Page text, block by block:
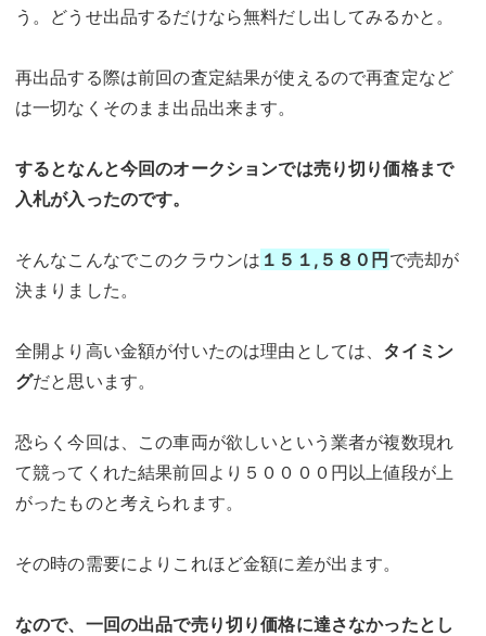
う。どうせ出品するだけなら無料だし出してみるかと。
再出品する際は前回の査定結果が使えるので再査定など
は一切なくそのまま出品出来ます。
するとなんと今回のオークションでは売り切り価格まで
入札が入ったのです。
そんなこんなでこのクラウンは １５１,５８０円 で売却が
決まりました。
全開より高い金額が付いたのは理由としては、 タイミン
グだと思います。
恐らく今回は、この車両が欲しいという業者が複数現れ
て競ってくれた結果前回より５００００円以上値段が上
がったものと考えられます。
その時の需要によりこれほど金額に差が出ます。
なので、一回の出品で売り切り価格に達さなかったとし